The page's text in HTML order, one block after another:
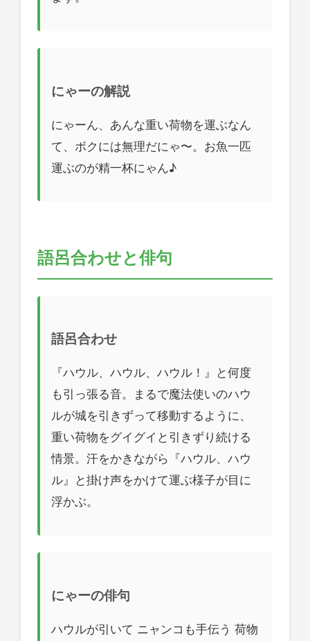
にゃーの解説
にゃーん、あんな重い荷物を運ぶなん
て、ボクには無理だにゃ〜。お魚一匹
運ぶのが精一杯にゃん♪
語呂合わせと俳句
語呂合わせ
『ハウル、ハウル、ハウル！』と何度
も引っ張る音。まるで魔法使いのハウ
ルが城を引きずって移動するように、
重い荷物をグイグイと引きずり続ける
情景。汗をかきながら『ハウル、ハウ
ル』と掛け声をかけて運ぶ様子が目に
浮かぶ。
にゃーの俳句
ハウルが引いて ニャンコも手伝う 荷物